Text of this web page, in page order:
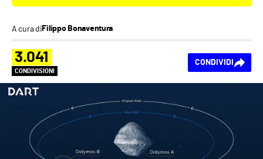
A cura diFilippo Bonaventura
3.041
CONDIVISIONI
CONDIVIDI